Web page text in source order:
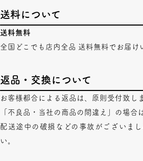
送料について
送料無料
全国どこでも店内全品 送料無料でお届け
返品・交換について
お客様都合による返品は、原則受付致し
「不良品・当社の商品の間違え」の場合
配送途中の破損などの事故がございま
い。